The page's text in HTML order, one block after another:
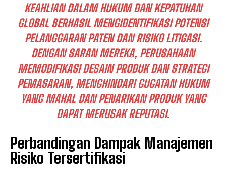
KEAHLIAN DALAM HUKUM DAN KEPATUHAN
GLOBAL BERHASIL MENGIDENTIFIKASI POTENSI
PELANGGARAN PATEN DAN RISIKO LITIGASI.
DENGAN SARAN MEREKA, PERUSAHAAN
MEMODIFIKASI DESAIN PRODUK DAN STRATEGI
PEMASARAN, MENGHINDARI GUGATAN HUKUM
YANG MAHAL DAN PENARIKAN PRODUK YANG
DAPAT MERUSAK REPUTASI.
Perbandingan Dampak Manajemen
Risiko Tersertifikasi